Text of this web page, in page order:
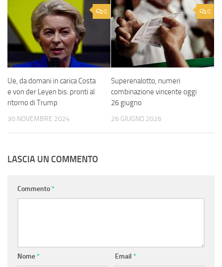
0
Ue, da domani in carica Costa
e von der Leyen bis: pronti al
ritorno di Trump
30 NOVEMBRE 2024
0
Superenalotto, numeri
combinazione vincente oggi
26 giugno
26 GIUGNO 2026
LASCIA UN COMMENTO
Commento*
Nome* Email *